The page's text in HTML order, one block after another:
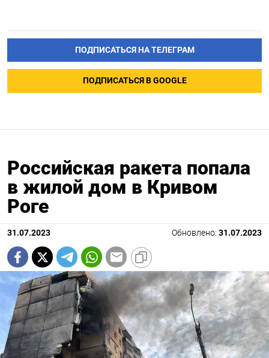
ПОДПИСАТЬСЯ НА ТЕЛЕГРАМ
ПОДПИСАТЬСЯ В GOOGLE
Российская ракета попала
в жилой дом в Кривом
Роге
31.07.2023 Обновлено: 31.07.2023